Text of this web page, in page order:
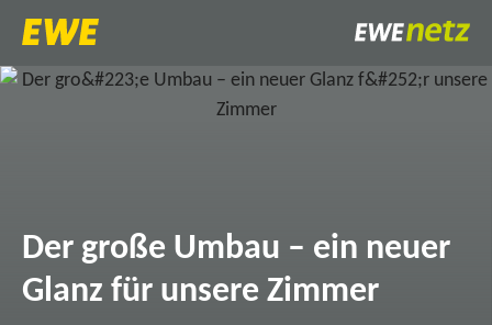
Der große Umbau – ein neuer
Glanz für unsere Zimmer